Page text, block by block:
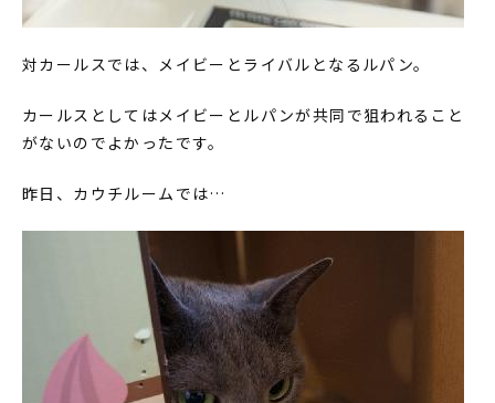
対カールスでは、メイビーとライバルとなるルパン。
カールスとしてはメイビーとルパンが共同で狙われること
がないのでよかったです。
昨日、カウチルームでは…